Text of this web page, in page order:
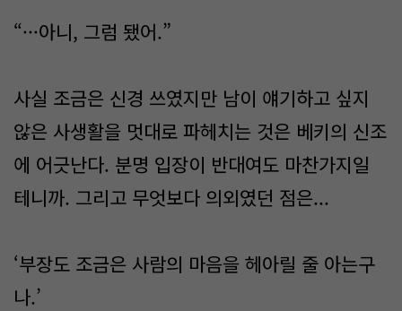
“···아니, 그럼 됐어.”
사실 조금은 신경 쓰였지만 남이 얘기하고 싶지
않은 사생활을 멋대로 파헤치는 것은 베키의 신조
에 어긋난다. 분명 입장이 반대여도 마찬가지일
테니까. 그리고 무엇보다 의외였던 점은...
‘부장도 조금은 사람의 마음을 헤아릴 줄 아는구
나.’